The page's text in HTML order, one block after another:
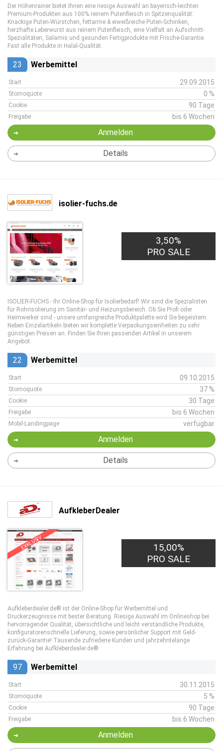
Der Höhenrainer bietet Ihnen eine riesige Auswahl an bayerisch-leichten
Premium-Produkten aus 100% reinem Putenfleisch in Spitzenqualität:
Knackige Puten-Würstchen, fettarme & eiweißreiche Puten-Schinken,
herzhafte Leberwurst aus reinem Putenfleisch, eine Vielfalt an Aufschnitt-
Spezialitäten, Salamis und gesunden Fertigprodukte mit Frische-Garantie.
Fast alle Produkte in Halal-Qualität.
23 Werbemittel
Start 29.09.2015
Stornoquote 0 %
Cookie 90 Tage
Freigabe bis 6 Wochen
Anmelden
Details
isolier-fuchs.de
3,50%
PRO SALE
ISOLIER-FUCHS - Ihr Online-Shop für Isolierbedarf! Wir sind die Spezialisten
für Rohrisolierung im Sanitär- und Heizungsbereich. Ob Sie Profi oder
Heimwerker sind - unsere umfangreiche Produktpalette wird Sie begeistern.
Neben Einzelartikeln bieten wir komplette Verpackungseinheiten zu sehr
günstigen Preisen an. Finden Sie Ihren passenden Artikel in unserem
Angebot.
22 Werbemittel
Start 09.10.2015
Stornoquote 37 %
Cookie 30 Tage
Freigabe bis 6 Wochen
Mobil-Landingpage verfügbar
Anmelden
Details
AufkleberDealer
EXKLUSIV
15,00%
PRO SALE
Aufkleberdealer.de® ist der Online-Shop für Werbemittel und
Druckerzeugnisse mit bester Beratung. Riesige Auswahl im Onlineshop bei
hervorragender Qualität, übersichtliche und leicht verständliche Produkte,
konfiguratorenschnelle Lieferung, sowie persönlicher Support mit Geld-
zurück-Garantie! Tausende zufriedene Kunden und jahrzehntelange
Erfahrung bei Aufkleberdealer.de®
97 Werbemittel
Start 30.11.2015
Stornoquote 5 %
Cookie 90 Tage
Freigabe bis 6 Wochen
Anmelden